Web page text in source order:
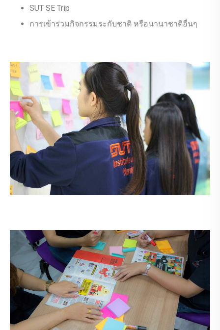
SUT SE Trip
การเข้าร่วมกิจกรรมระกับชาติ หรือนานาชาติอื่นๆ